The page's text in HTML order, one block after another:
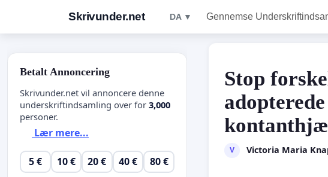
Skrivunder.net DA ▼ Gennemse
Stop
V Victoria Maria
Betalt Annoncering
Skrivunder.net vil annoncere denne
underskriftindsamling over for 3,000
personer.
Lær mere...
5 € 10 € 20 € 40 € 80 €